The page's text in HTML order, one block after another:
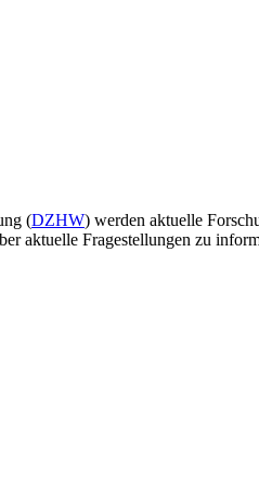
(DZHW) werden aktuelle
aktuelle Fragestellungen zu